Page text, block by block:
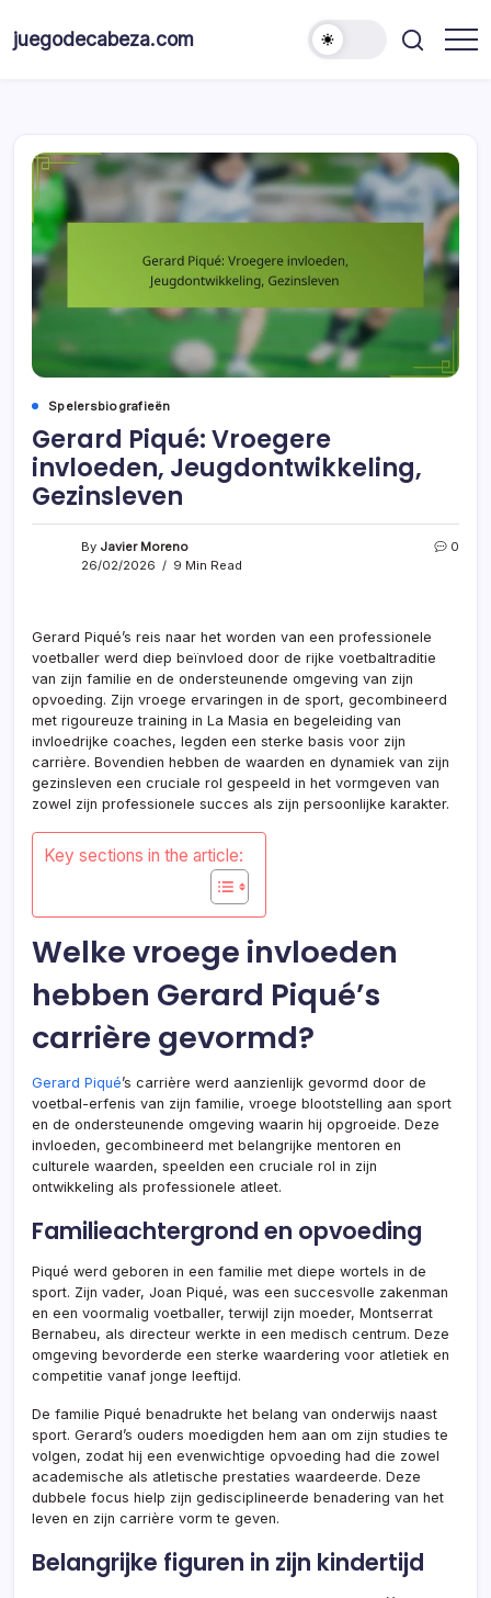
juegodecabeza.com
Spelersbiografieën
Gerard Piqué: Vroegere
invloeden, Jeugdontwikkeling,
Gezinsleven
By Javier Moreno
26/02/2026
9 Min Read
0
Gerard Piqué’s reis naar het worden van een professionele
voetballer werd diep beïnvloed door de rijke voetbaltraditie
van zijn familie en de ondersteunende omgeving van zijn
opvoeding. Zijn vroege ervaringen in de sport, gecombineerd
met rigoureuze training in La Masia en begeleiding van
invloedrijke coaches, legden een sterke basis voor zijn
carrière. Bovendien hebben de waarden en dynamiek van zijn
gezinsleven een cruciale rol gespeeld in het vormgeven van
zowel zijn professionele succes als zijn persoonlijke karakter.
Key sections in the article:
Welke vroege invloeden
hebben Gerard Piqué’s
carrière gevormd?
Gerard Piqué’s carrière werd aanzienlijk gevormd door de
voetbal-erfenis van zijn familie, vroege blootstelling aan sport
en de ondersteunende omgeving waarin hij opgroeide. Deze
invloeden, gecombineerd met belangrijke mentoren en
culturele waarden, speelden een cruciale rol in zijn
ontwikkeling als professionele atleet.
Familieachtergrond en opvoeding
Piqué werd geboren in een familie met diepe wortels in de
sport. Zijn vader, Joan Piqué, was een succesvolle zakenman
en een voormalig voetballer, terwijl zijn moeder, Montserrat
Bernabeu, als directeur werkte in een medisch centrum. Deze
omgeving bevorderde een sterke waardering voor atletiek en
competitie vanaf jonge leeftijd.
De familie Piqué benadrukte het belang van onderwijs naast
sport. Gerard’s ouders moedigden hem aan om zijn studies te
volgen, zodat hij een evenwichtige opvoeding had die zowel
academische als atletische prestaties waardeerde. Deze
dubbele focus hielp zijn gedisciplineerde benadering van het
leven en zijn carrière vorm te geven.
Belangrijke figuren in zijn kindertijd